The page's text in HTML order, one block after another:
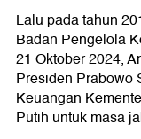
Lalu pada tahun
Badan Pengelola
21 Oktober 2024,
Presiden Prabowo
Keuangan
Putih untuk masa